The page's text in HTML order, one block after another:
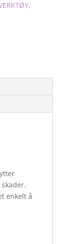
,
enkelt å